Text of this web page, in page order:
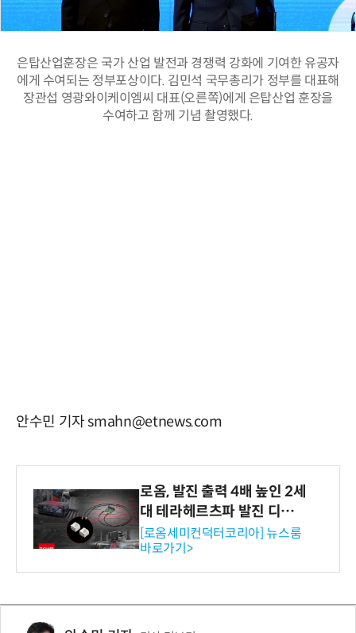
은탑산업훈장은 국가 산업 발전과 경쟁력 강화에 기여한 유공자
에게 수여되는 정부포상이다. 김민석 국무총리가 정부를 대표해
장관섭 영광와이케이엠씨 대표(오른쪽)에게 은탑산업 훈장을
수여하고 함께 기념 촬영했다.
안수민 기자 smahn@etnews.com
로옴, 발진 출력 4배 높인 2세
대 테라헤르츠파 발진 디바이
스 개발
[로옴세미컨덕터코리아] 뉴스룸
바로가기>